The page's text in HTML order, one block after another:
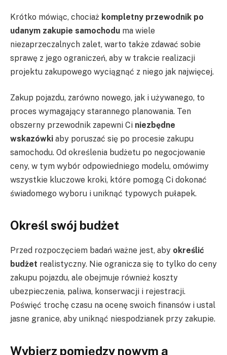
Krótko mówiąc, chociaż kompletny przewodnik po
udanym zakupie samochodu ma wiele
niezaprzeczalnych zalet, warto także zdawać sobie
sprawę z jego ograniczeń, aby w trakcie realizacji
projektu zakupowego wyciągnąć z niego jak najwięcej.
Zakup pojazdu, zarówno nowego, jak i używanego, to
proces wymagający starannego planowania. Ten
obszerny przewodnik zapewni Ci niezbędne
wskazówki aby poruszać się po procesie zakupu
samochodu. Od określenia budżetu po negocjowanie
ceny, w tym wybór odpowiedniego modelu, omówimy
wszystkie kluczowe kroki, które pomogą Ci dokonać
świadomego wyboru i uniknąć typowych pułapek.
Określ swój budżet
Przed rozpoczęciem badań ważne jest, aby określić
budżet realistyczny. Nie ogranicza się to tylko do ceny
zakupu pojazdu, ale obejmuje również koszty
ubezpieczenia, paliwa, konserwacji i rejestracji.
Poświęć trochę czasu na ocenę swoich finansów i ustal
jasne granice, aby uniknąć niespodzianek przy zakupie.
Wybierz pomiędzy nowym a